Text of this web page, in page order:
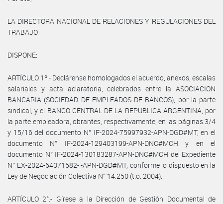
LA DIRECTORA NACIONAL DE RELACIONES Y REGULACIONES DEL
TRABAJO
DISPONE:
ARTÍCULO 1º.- Declárense homologados el acuerdo, anexos, escalas
salariales y acta aclaratoria, celebrados entre la ASOCIACION
BANCARIA (SOCIEDAD DE EMPLEADOS DE BANCOS), por la parte
sindical, y el BANCO CENTRAL DE LA REPUBLICA ARGENTINA, por
la parte empleadora, obrantes, respectivamente, en las páginas 3/4
y 15/16 del documento N° IF-2024-75997932-APN-DGD#MT, en el
documento N° IF-2024-129403199-APN-DNC#MCH y en el
documento N° IF-2024-130183287-APN-DNC#MCH del Expediente
N° EX-2024-64071582- -APN-DGD#MT, conforme lo dispuesto en la
Ley de Negociación Colectiva N° 14.250 (t.o. 2004).
ARTÍCULO 2°.- Gírese a la Dirección de Gestión Documental de